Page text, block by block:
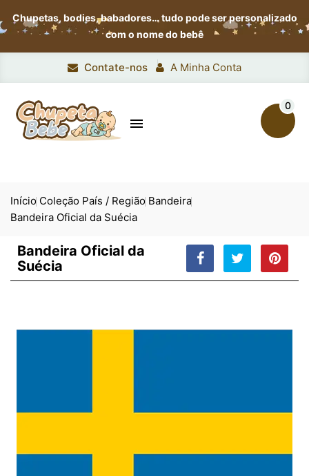
Chupetas, bodies, babadores…tudo pode ser personalizado
com o nome do bebê
Contate-nos A Minha Conta

0
Início Coleção País / Região Bandeira
Bandeira Oficial da Suécia
Bandeira Oficial da
Suécia